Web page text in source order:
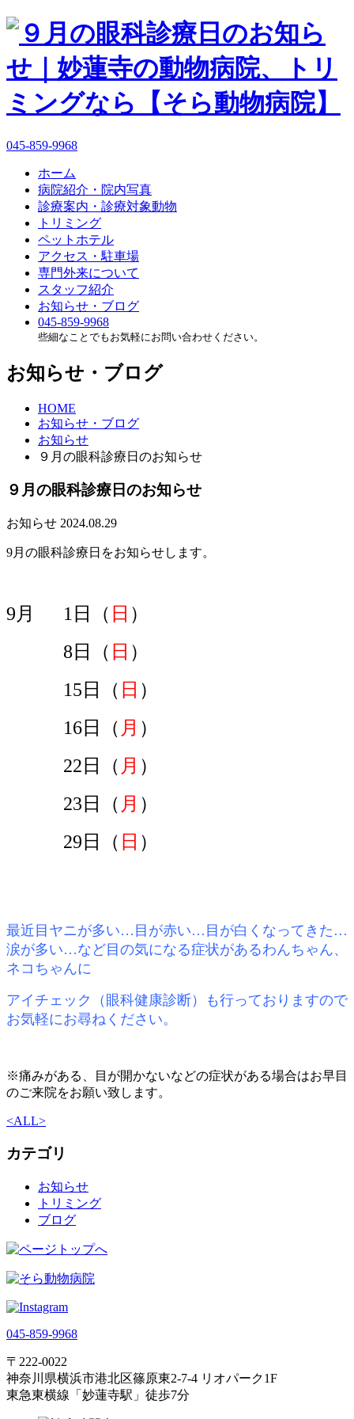
045-859-9968
ホーム
病院紹介・院内写真
診療案内・診療対象動物
トリミング
ペットホテル
アクセス・駐車場
専門外来について
スタッフ紹介
お知らせ・ブログ
045-859-9968
些細なことでもお気軽にお問い合わせください。
お知らせ・ブログ
HOME
お知らせ・ブログ
お知らせ
９月の眼科診療日のお知らせ
９月の眼科診療日のお知らせ
お知らせ 2024.08.29
9月の眼科診療日をお知らせします。
9 月 1 日（ 日 ）
8日（ 日 ）
15 日（ 日 ）
16日（ 月 ）
22 日（ 月 ）
23 日（ 月 ）
29 日（ 日 ）
最近目ヤニが多い…目が赤い…目が白くなってきた…
涙が多い…など目の気になる症状があるわんちゃん、
ネコちゃんに
アイチェック（眼科健康診断）も行っておりますので
お気軽にお尋ねください。
※痛みがある、目が開かないなどの症状がある場合はお早目
のご来院をお願い致します。
<ALL>
カテゴリ
お知らせ
トリミング
ブログ
045-859-9968
〒222-0022
神奈川県横浜市港北区篠原東2-7-4 リオパーク1F
東急東横線「妙蓮寺駅」徒歩7分